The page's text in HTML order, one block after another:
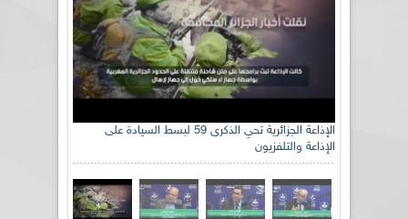
الإذاعة الجزائرية تحي الذكرى 59 لبسط السيادة على
الإذاعة والتلفزيون
رئيس اللجنة الوطنية الجزائرية للتضامن مع الشعب
الصحراوي السيد سعيد العياشي